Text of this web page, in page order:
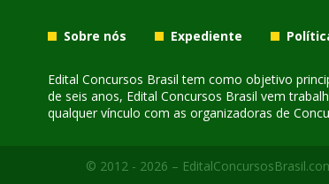
Sobre nós Expediente
Edital Concursos Brasil tem como objetivo
de seis anos, Edital Concursos Brasil vem
qualquer vínculo com as organizadoras de
© 2012 - 2026 –